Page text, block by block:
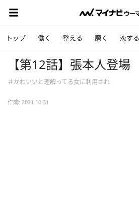
トップ 働く 整える 磨く 恋する
【第12話】張本人登場
＃かわいいと理解ってる女に利用され
作成: 2021.10.31